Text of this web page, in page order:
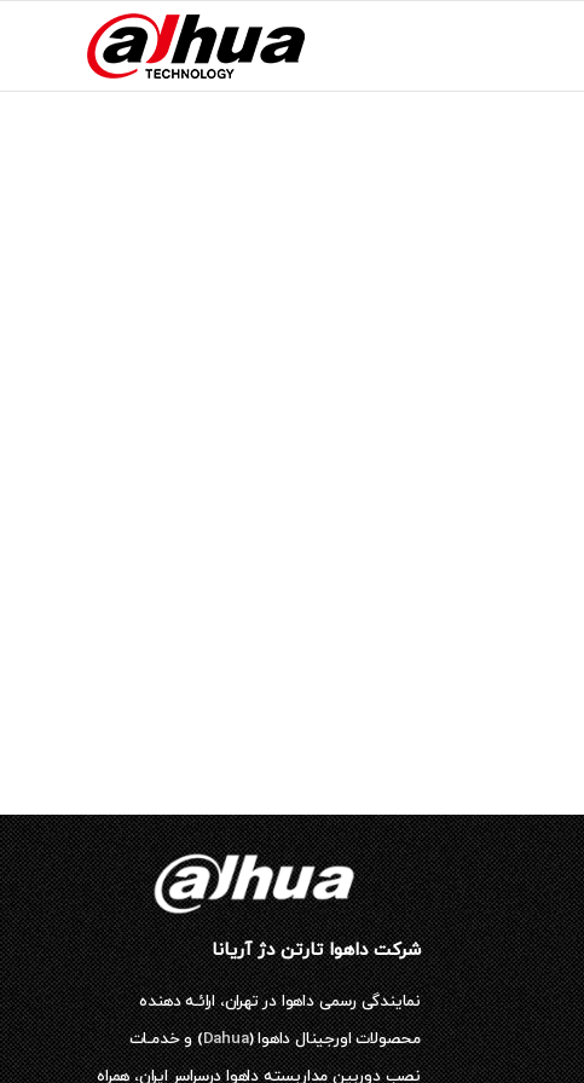
شرکت داهوا تارتن دژ آریانا
نمایندگی رسمی داهوا در تهران، ارائـه دهنده
محصولات اورجینال داهوا (Dahua) و خدمـات
نصب دوربین مداربسته داهوا درسراسر ایران، همراه